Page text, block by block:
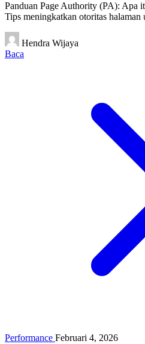
Panduan Page Authority (PA): Apa
Tips meningkatkan otoritas
Hendra Wijaya
Baca
Performance Februari 4, 2026